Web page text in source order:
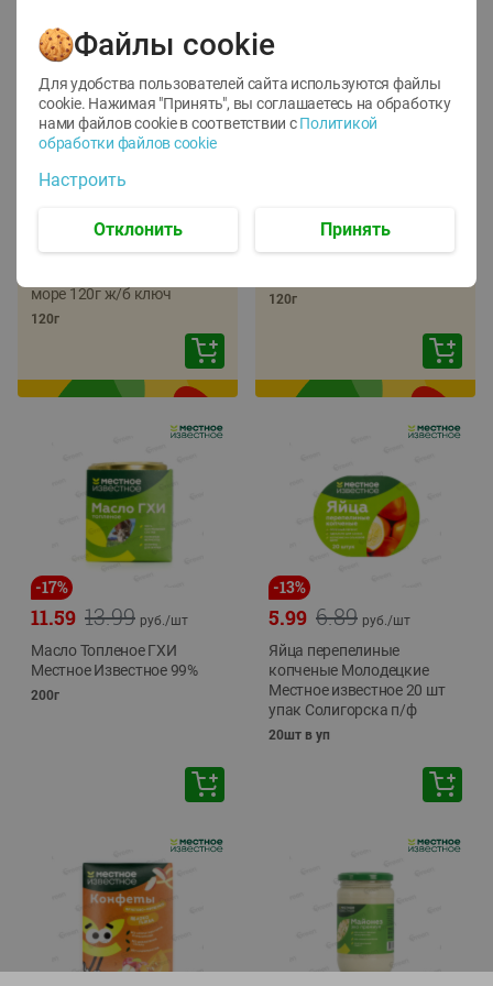
- 22
5.79
Икра трески
тихоокеанской
море 120г ж/б ключ
120г
Икра сельди
тихоокеанской Лунское
120г
-17%
13.99
11.59 руб./шт
Масло Топленое ГХИ
Местное Известное 99%
200г
-13%
6.89
5.99 руб./шт
Яйца перепелиные
копченые Молодецкие
Местное известное 20 шт
упак Солигорска п/ф
20шт в уп
Файлы cookie
Для удобства пользователей сайта используются файлы
cookie. Нажимая "Принять", вы соглашаетесь на обработку
нами файлов cookie в соответствии с Политикой
обработки файлов cookie
Настроить
Отклонить Принять